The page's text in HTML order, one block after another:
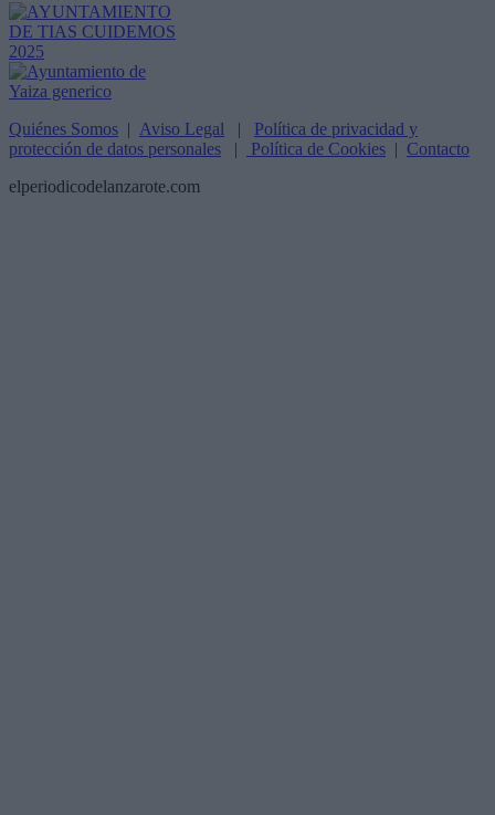
Quiénes Somos | Aviso Legal | Política de privacidad y
protección de datos personales | Política de Cookies | Contacto
elperiodicodelanzarote.com